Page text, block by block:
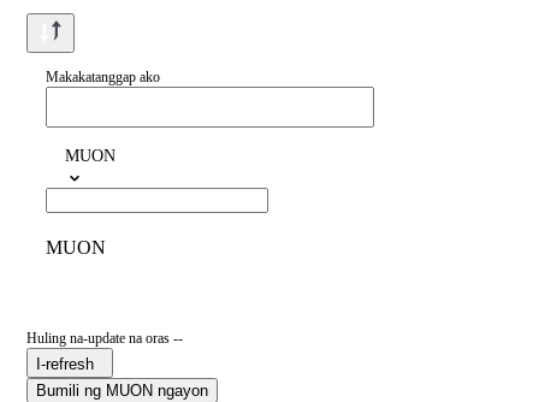
Makakatanggap ako
MUON
MUON
Huling na-update na oras --
I-refresh
Bumili ng MUON ngayon